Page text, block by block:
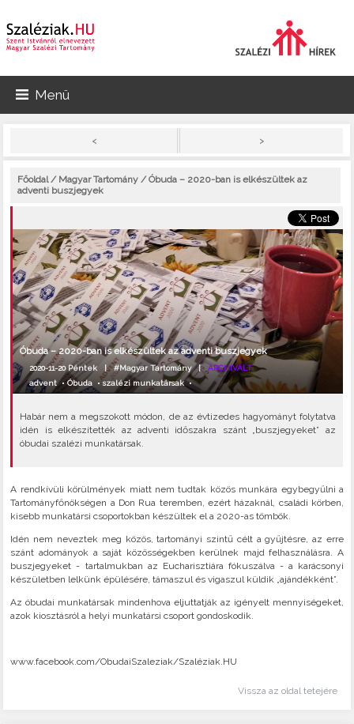
Menü
< >
Főoldal/ Magyar Tartomány / Óbuda – 2020-ban is elkészültek az
adventi buszjegyek
Óbuda – 2020-ban is elkészültek az adventi buszjegyek
2020-11-20 Péntek |#Magyar Tartomány|ARCHIVÁLT
advent•Óbuda •szalézi munkatársak•
Habár nem a megszokott módon, de az évtizedes hagyományt folytatva
idén is elkészítették az adventi időszakra szánt „buszjegyeket” az
óbudai szalézi munkatársak.
A rendkívüli körülmények miatt nem tudtak közös munkára egybegyűlni a
Tartományfőnökségen a Don Rua teremben, ezért házaknál, családi körben,
kisebb munkatársi csoportokban készültek el a 2020-as tömbök.
Idén nem neveztek meg közös, tartományi szintű célt a gyűjtésre, az erre
szánt adományok a saját közösségekben kerülnek majd felhasználásra. A
buszjegyeket - tartalmukban az Eucharisztiára fókuszálva - a karácsonyi
készületben lelkünk épülésére, támaszul és vigaszul küldik „ajándékként”.
Az óbudai munkatársak mindenhova eljuttatják az igényelt mennyiségeket,
azok kiosztásról a helyi munkatársi csoport gondoskodik.
www.facebook.com/ObudaiSzaleziak/Szaléziak.HU
Vissza az oldal tetejére